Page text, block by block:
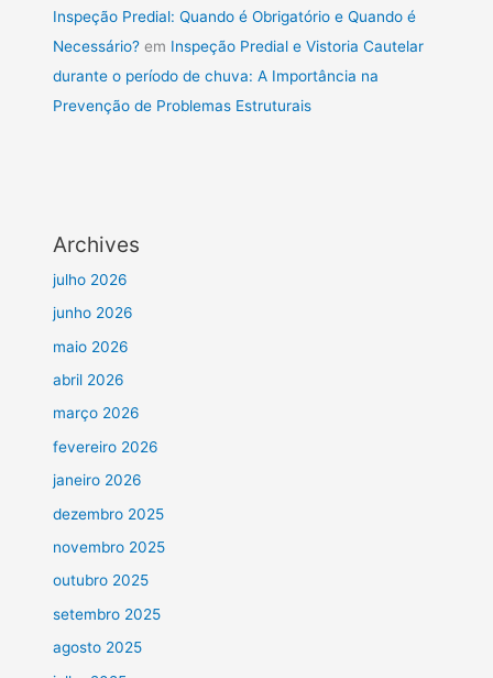
Inspeção Predial: Quando é Obrigatório e Quando é
Necessário? em Inspeção Predial e Vistoria Cautelar
durante o período de chuva: A Importância na
Prevenção de Problemas Estruturais
Archives
julho 2026
junho 2026
maio 2026
abril 2026
março 2026
fevereiro 2026
janeiro 2026
dezembro 2025
novembro 2025
outubro 2025
setembro 2025
agosto 2025